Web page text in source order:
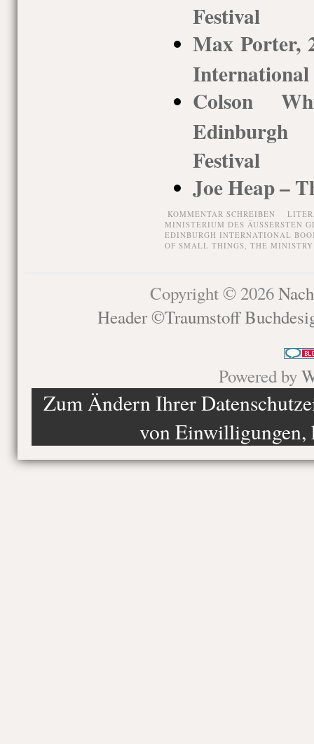
Festival
Max Porter,
International
Colson
Edinburgh
Festival
Joe Heap –
KOMMENTAR SCHREIBEN
MINISTERIUM DES ÄUSSERSTEN
EDINBURGH INTERNATIONAL
OF SMALL THINGS, THE
Copyright © 2026
Header ©Traumstoff
Powered by
Zum Ändern Ihrer
von